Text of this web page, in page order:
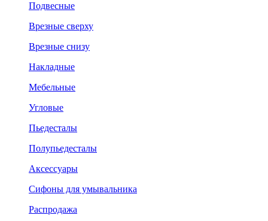
Подвесные
Врезные сверху
Врезные снизу
Накладные
Мебельные
Угловые
Пьедесталы
Полупьедесталы
Аксессуары
Сифоны для умывальника
Распродажа